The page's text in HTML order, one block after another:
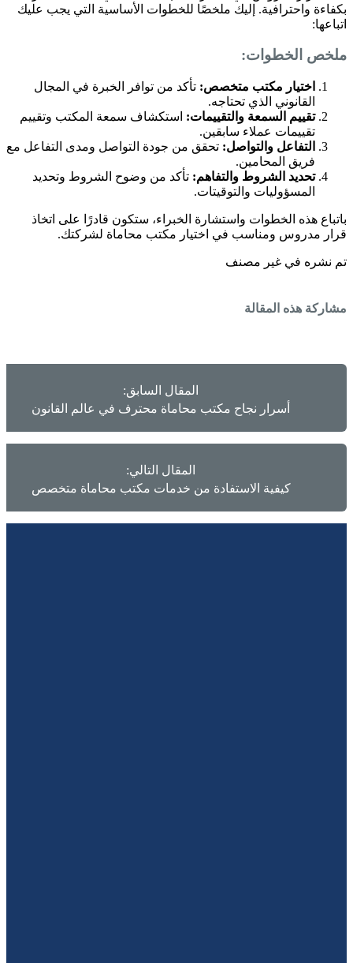
بكفاءة واحترافية. إليك ملخصًا للخطوات الأساسية التي يجب عليك
اتباعها:
ملخص الخطوات:
اختيار مكتب متخصص: تأكد من توافر الخبرة في المجال
القانوني الذي تحتاجه.
تقييم السمعة والتقييمات: استكشاف سمعة المكتب وتقييم
تقييمات عملاء سابقين.
التفاعل والتواصل: تحقق من جودة التواصل ومدى التفاعل مع
فريق المحامين.
تحديد الشروط والتفاهم: تأكد من وضوح الشروط وتحديد
المسؤوليات والتوقيتات.
باتباع هذه الخطوات واستشارة الخبراء، ستكون قادرًا على اتخاذ
قرار مدروس ومناسب في اختيار مكتب محاماة لشركتك.
تم نشره في غير مصنف
مشاركة هذه المقالة
المقال السابق:
أسرار نجاح مكتب محاماة محترف في عالم القانون
المقال التالي:
كيفية الاستفادة من خدمات مكتب محاماة متخصص